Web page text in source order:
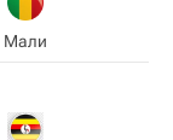
Мали